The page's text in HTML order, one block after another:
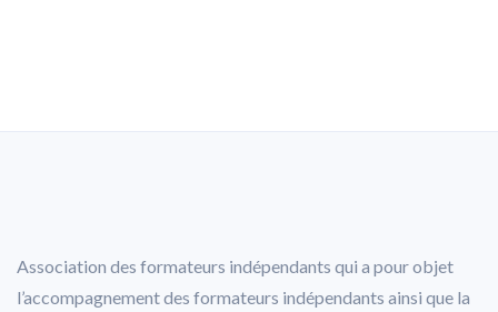
Association des formateurs indépendants qui a pour objet
l’accompagnement des formateurs indépendants ainsi que la